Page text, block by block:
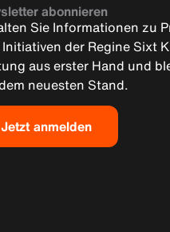
abonnieren
Sie Informationen zu
der Regine Sixt
aus erster Hand und
neuesten Stand.
Jetzt anmelden